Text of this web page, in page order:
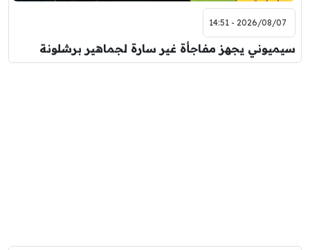
2026/08/07 - 14:51
سيميوني يجهز مفاجأة غير سارة لجماهير برشلونة